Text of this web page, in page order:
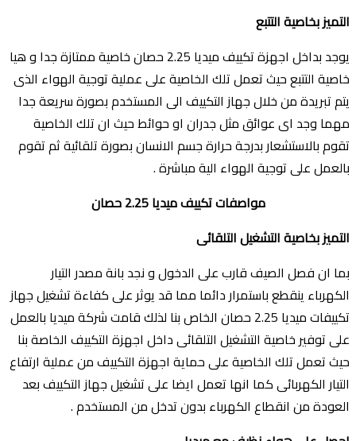
التميز بخاصية التتبع
يوجد بداخل اجهزة تكييف ميديا 2.25 حصان خاصية ممتازة جدا و هيا
خاصية التتبع حيث تعمل تلك الخاصية على عملية توجية الهواء الذى
يتم تبريدة من خلال جهاز التكييف الى المستخدم بصورة سريعة جدا
مهما وجد اى عوائق مثل جدران او حوائط حيث ان تلك الخاصية
تقوم بالاستشعار بدرجة حرارة جسم الانسان بصورة تلقائية ثم تقوم
بالعمل على توجية الهواء الية مباشرة .
مواصفات تكييف ميديا 2.25 حصان
التميز بخاصية التشغيل التلقائى
بما ان فصل الصيف قارب على الدخول و نجد بانة مصدر التيار
الكهرباء ينقطع باستمرار دائما مما قد يوثر على كفاءة تشغيل جهاز
تكييفات ميديا 2.25 حصان الخاص بنا لذلك قامت شركة ميديا بالعمل
على توفير خاصية التشغيل التلقائى داخل اجهزة التكييف الخاصة بنا
حيث تعمل تلك الخاصية على حماية اجهزة التكييف من عملية ارتفاع
التيار الكهربائى كما انها تعمل ايضا على تشغيل جهاز التكييف بعد
العودة من انقطاع الكهرباء بدون تدخل من المستخدم .